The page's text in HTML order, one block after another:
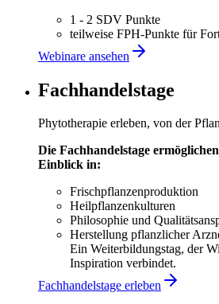
1 - 2 SDV Punkte
teilweise FPH-Punkte für
Webinare ansehen
Fachhandelstage
Phytotherapie erleben, von der
Die Fachhandelstage
Einblick in:
Frischpflanzenproduktion
Heilpflanzenkulturen
Philosophie und
Herstellung pflanzlicher
Ein Weiterbildungstag, der
Inspiration verbindet.
Fachhandelstage erleben